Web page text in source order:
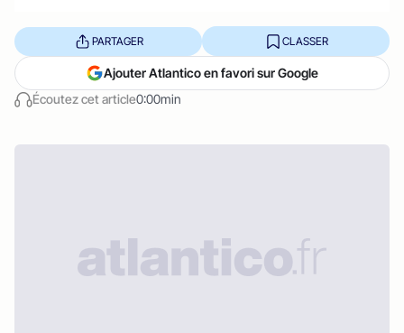
Écoutez cet article0:00min
PARTAGER CLASSER
Ajouter Atlantico en favori sur Google